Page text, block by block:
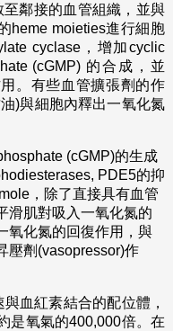
鄰接的血管組織，並與
heme moieties進行細胞
cyclase，增加cyclic
(cGMP) 的合成，並
。有些血管擴張劑的作
)與細胞內釋出一氧化氮
(cGMP)的生成
PDE5的抑
，除了直接具有血管
滑肌對吸入一氧化氮的
氧化氮的回復作用，與
壓劑(vasopressor)作
血紅素結合的配位體，
是氧氣的400,000倍。在